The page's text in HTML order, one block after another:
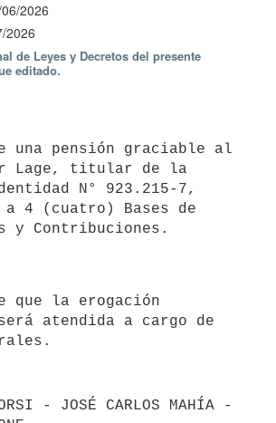
2026
2026
de Leyes y Decretos del presente
editado.
Lage, titular de la
N° 923.215-7,
a 4 (cuatro) Bases de
atendida a cargo de